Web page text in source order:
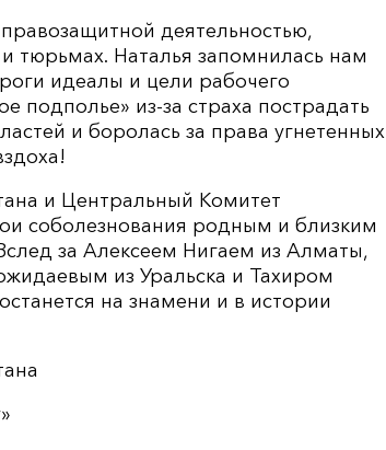
деятельностью,
тюрьмах. Наталья запомнилась нам
идеалы и цели рабочего
подполье» из-за страха пострадать
и боролась за права угнетенных
и Центральный Комитет
соболезнования родным и близким
за Алексеем Нигаем из Алматы,
из Уральска и Тахиром
на знамени и в истории